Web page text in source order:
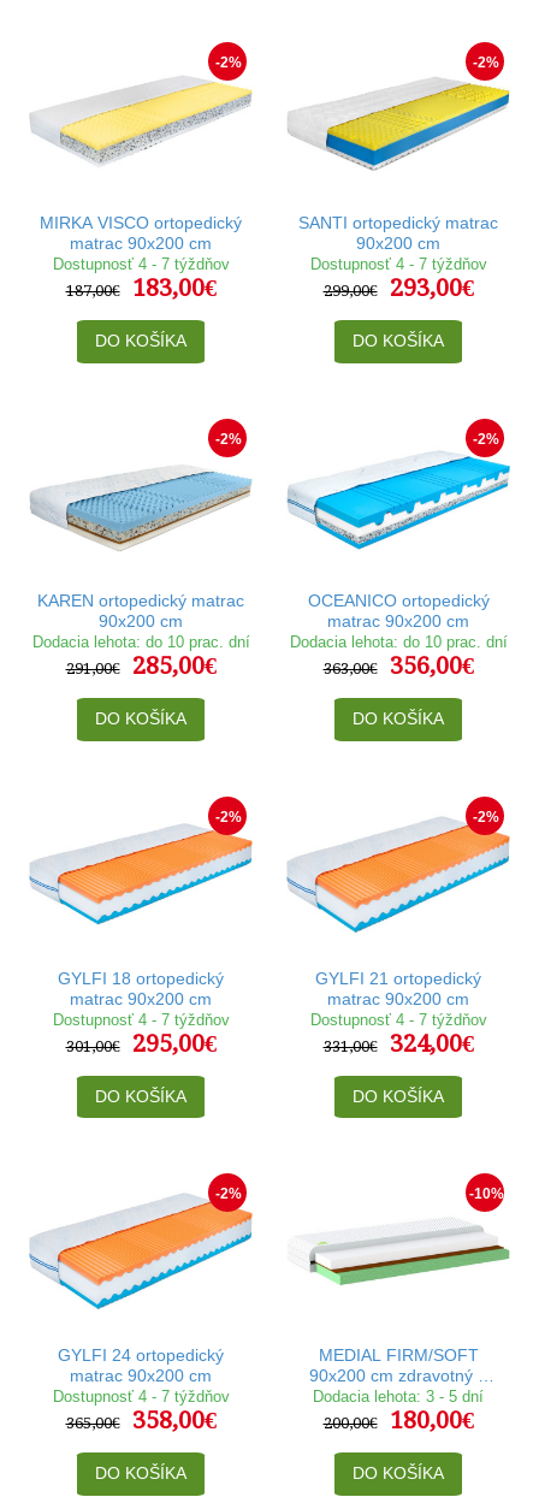
-2%
MIRKA VISCO ortopedický
matrac 90x200 cm
Dostupnosť 4 - 7 týždňov
187,00€
183,00€
DO KOŠÍKA
-2%
SANTI ortopedický matrac
90x200 cm
Dostupnosť 4 - 7 týždňov
299,00€
293,00€
DO KOŠÍKA
-2%
KAREN ortopedický matrac
90x200 cm
Dodacia lehota: do 10 prac. dní
291,00€
285,00€
DO KOŠÍKA
-2%
OCEANICO ortopedický
matrac 90x200 cm
Dodacia lehota: do 10 prac. dní
363,00€
356,00€
DO KOŠÍKA
-2%
GYLFI 18 ortopedický
matrac 90x200 cm
Dostupnosť 4 - 7 týždňov
301,00€
295,00€
DO KOŠÍKA
-2%
GYLFI 21 ortopedický
matrac 90x200 cm
Dostupnosť 4 - 7 týždňov
331,00€
324,00€
DO KOŠÍKA
-2%
GYLFI 24 ortopedický
matrac 90x200 cm
Dostupnosť 4 - 7 týždňov
365,00€
358,00€
DO KOŠÍKA
-10%
MEDIAL FIRM/SOFT
90x200 cm zdravotný a
ortopedický matrac
Dodacia lehota: 3 - 5 dní
200,00€
180,00€
DO KOŠÍKA